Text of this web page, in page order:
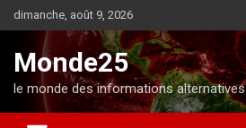
l
dimanche, août 9, 2026
Monde25
le monde des informations alternatives